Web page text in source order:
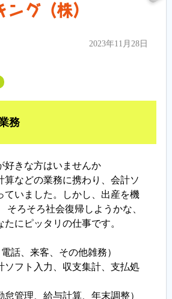
ー
グ（株）
2023年11月28日
務
好きな方はいませんか
算などの業務に携わり、会計ソ
ていました。しかし、出産を機
そろそろ社会復帰しようかな、
たにピッタリの仕事です。
話、来客、その他雑務）
ソフト入力、収支集計、支払処
怠管理、給与計算、年末調整）